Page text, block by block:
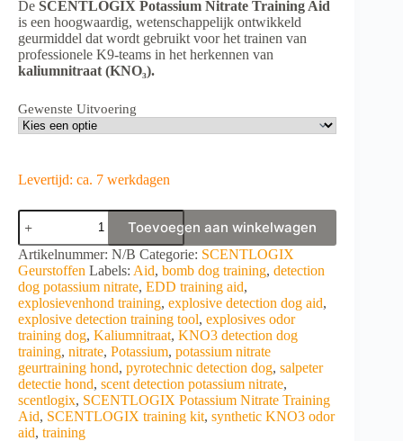
€779,95
De SCENTLOGIX Potassium Nitrate Training Aid
is een hoogwaardig, wetenschappelijk ontwikkeld
geurmiddel dat wordt gebruikt voor het trainen van
professionele K9-teams in het herkennen van
kaliumnitraat (KNO₃).
Gewenste Uitvoering
Levertijd: ca. 7 werkdagen
SCENTLOGIX
Potassium
Nitrate
Training
Aid
aantal
Toevoegen aan winkelwagen
A
l
t
e
r
n
a
t
i
v
e
:
Artikelnummer: N/B Categorie: SCENTLOGIX
Geurstoffen Labels: Aid, bomb dog training, detection
dog potassium nitrate, EDD training aid,
explosievenhond training, explosive detection dog aid,
explosive detection training tool, explosives odor
training dog, Kaliumnitraat, KNO3 detection dog
training, nitrate, Potassium, potassium nitrate
geurtraining hond, pyrotechnic detection dog, salpeter
detectie hond, scent detection potassium nitrate,
scentlogix, SCENTLOGIX Potassium Nitrate Training
Aid, SCENTLOGIX training kit, synthetic KNO3 odor
aid, training